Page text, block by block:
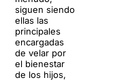
siguen siendo
ellas las
principales
encargadas
de velar por
el bienestar
de los hijos,